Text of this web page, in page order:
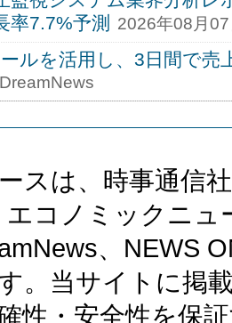
率7.7%予測
2026年08月
ルを活用し、3日間で売
スは、時事通信
エコノミックニ
、NEWS
。当サイトに掲
性・安全性を保